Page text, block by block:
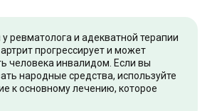
ревматолога и адекватной терапии
прогрессирует и может
человека инвалидом. Если вы
народные средства, используйте
к основному лечению, которое